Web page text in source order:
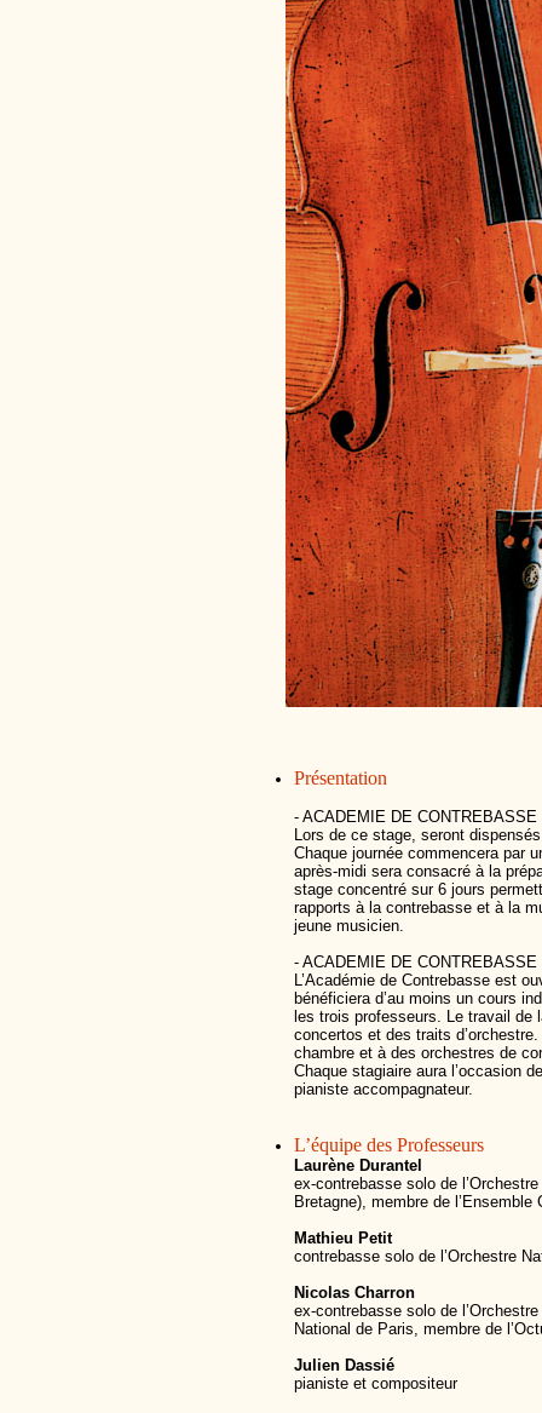
Présentation
- ACADEMIE DE CONTREBASSE
Lors de ce stage, seront
Chaque journée commencera par
après-midi sera consacré à la
stage concentré sur 6 jours
rapports à la contrebasse et à la
jeune musicien.
- ACADEMIE DE CONTREBASSE
L’Académie de Contrebasse est
bénéficiera d’au moins un cours
les trois professeurs. Le travail de
concertos et des traits
chambre et à des orchestres de
Chaque stagiaire aura l’occasion
pianiste accompagnateur.
L’équipe des Professeurs
Laurène Durantel
ex-contrebasse solo de
Bretagne), membre de l’Ensemble
Mathieu Petit
contrebasse solo de l’Orchestre
Nicolas Charron
ex-contrebasse solo de
National de Paris, membre de
Julien Dassié
pianiste et compositeur